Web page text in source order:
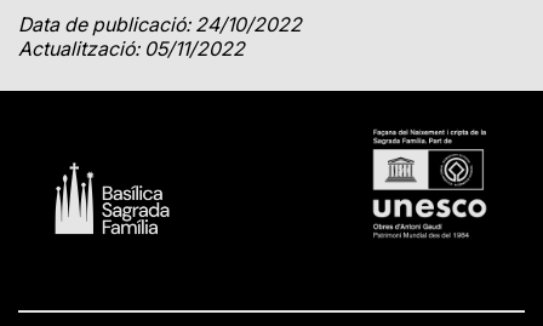
Data de publicació: 24/10/2022
Actualització: 05/11/2022